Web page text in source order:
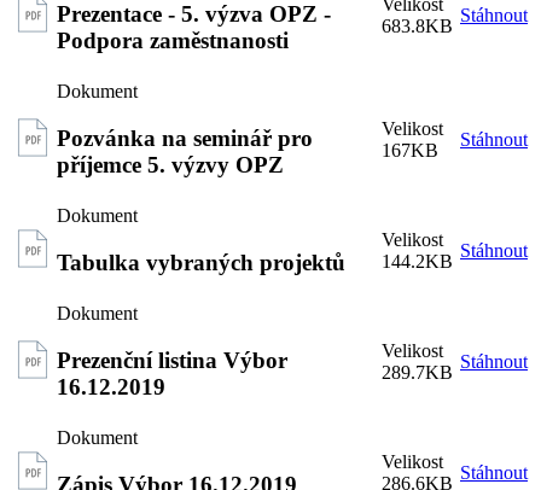
Prezentace - 5. výzva OPZ -
Podpora zaměstnanosti
683.8KB
Stáhnout
Pozvánka na seminář pro
příjemce 5. výzvy OPZ
167KB
Stáhnout
Tabulka vybraných projektů 144.2KB
Stáhnout
Prezenční listina Výbor
16.12.2019
289.7KB
Stáhnout
Zápis Výbor 16.12.2019 286.6KB
Stáhnout